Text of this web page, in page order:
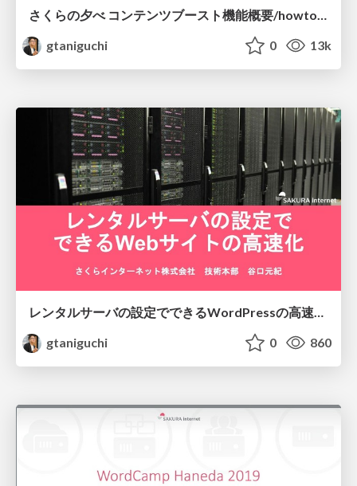
さくらの夕べ コンテンツブースト機能概要/howtousecontentboost
gtaniguchi
0 13k
gtaniguchi
0 860